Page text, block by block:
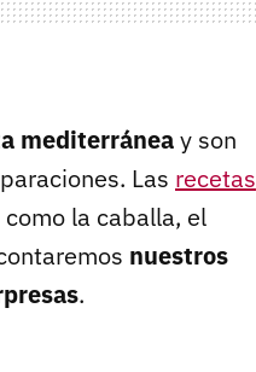
mediterráneay son
Las recetas
la caballa, el
nuestros
.